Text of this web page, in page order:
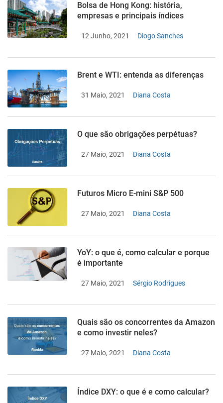
Bolsa de Hong Kong: história,
empresas e principais índices
12 Junho, 2021 Diogo Sanches
Brent e WTI: entenda as diferenças
31 Maio, 2021 Diana Costa
O que são obrigações perpétuas?
27 Maio, 2021 Diana Costa
Futuros Micro E-mini S&P 500
27 Maio, 2021 Diana Costa
YoY: o que é, como calcular e porque
é importante
27 Maio, 2021 Sérgio Rodrigues
Quais são os concorrentes da Amazon
e como investir neles?
27 Maio, 2021 Diana Costa
Índice DXY: o que é e como calcular?